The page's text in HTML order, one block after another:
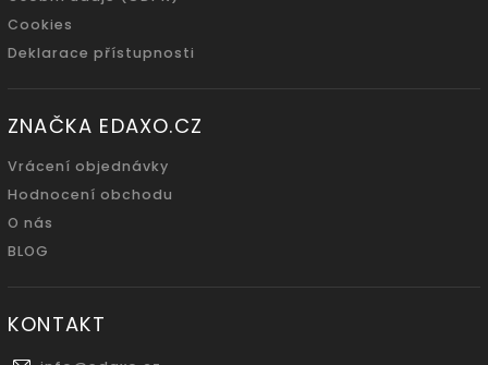
Cookies
Deklarace přístupnosti
ZNAČKA EDAXO.CZ
Vrácení objednávky
Hodnocení obchodu
O nás
BLOG
KONTAKT